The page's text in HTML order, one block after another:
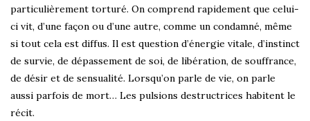
particulièrement torturé. On comprend rapidement que celui-
ci vit, d’une façon ou d’une autre, comme un condamné, même
si tout cela est diffus. Il est question d’énergie vitale, d’instinct
de survie, de dépassement de soi, de libération, de souffrance,
de désir et de sensualité. Lorsqu’on parle de vie, on parle
aussi parfois de mort… Les pulsions destructrices habitent le
récit.